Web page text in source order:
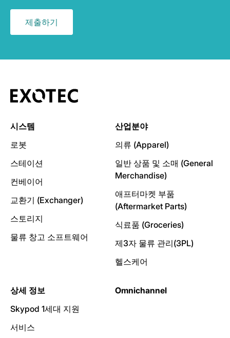
시스템
로봇
스테이션
컨베이어
교환기 (Exchanger)
스토리지
물류 창고 소프트웨어
산업분야
의류 (Apparel)
일반 상품 및 소매 (General
Merchandise)
애프터마켓 부품
(Aftermarket Parts)
식료품 (Groceries)
제3자 물류 관리(3PL)
헬스케어
상세 정보
Skypod 1세대 지원
서비스
Omnichannel